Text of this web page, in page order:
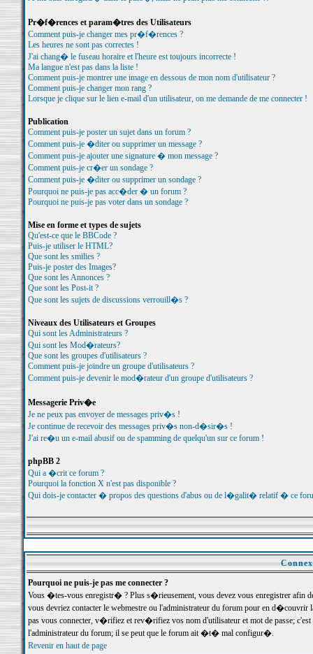
Pr�f�rences et param�tres des Utilisateurs
Comment puis-je changer mes pr�f�rences ?
Les heures ne sont pas correctes !
J'ai chang� le fuseau horaire et l'heure est toujours incorrecte !
Ma langue n'est pas dans la liste !
Comment puis-je montrer une image en dessous de mon nom d'utilisateur ?
Comment puis-je changer mon rang ?
Lorsque je clique sur le lien e-mail d'un utilisateur, on me demande de me connecter !
Publication
Comment puis-je poster un sujet dans un forum ?
Comment puis-je �diter ou supprimer un message ?
Comment puis-je ajouter une signature � mon message ?
Comment puis-je cr�er un sondage ?
Comment puis-je �diter ou supprimer un sondage ?
Pourquoi ne puis-je pas acc�der � un forum ?
Pourquoi ne puis-je pas voter dans un sondage ?
Mise en forme et types de sujets
Qu'est-ce que le BBCode ?
Puis-je utiliser le HTML?
Que sont les smilies ?
Puis-je poster des Images?
Que sont les Annonces ?
Que sont les Post-it ?
Que sont les sujets de discussions verrouill�s ?
Niveaux des Utilisateurs et Groupes
Qui sont les Administrateurs ?
Qui sont les Mod�rateurs?
Que sont les groupes d'utilisateurs ?
Comment puis-je joindre un groupe d'utilisateurs ?
Comment puis-je devenir le mod�rateur d'un groupe d'utilisateurs ?
Messagerie Priv�e
Je ne peux pas envoyer de messages priv�s !
Je continue de recevoir des messages priv�s non-d�sir�s !
J'ai re�u un e-mail abusif ou de spamming de quelqu'un sur ce forum !
phpBB 2
Qui a �crit ce forum ?
Pourquoi la fonction X n'est pas disponible ?
Qui dois-je contacter � propos des questions d'abus ou de l�galit� relatif � ce
Pourquoi ne puis-je pas me connecter ?
Vous �tes-vous enregistr� ? Plus s�rieusement, vous devez vous enregistrer
vous devriez contacter le webmestre ou l'administrateur du forum pour en
pas vous connecter, v�rifiez et rev�rifiez vos nom d'utilisateur et mot de passe;
l'administrateur du forum; il se peut que le forum ait �t� mal configur�.
Revenir en haut de page